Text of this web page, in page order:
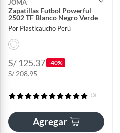
JOMA
Zapatillas Futbol Powerful
2502 TF Blanco Negro Verde
Por Plasticaucho Perú
S/ 125.37 -40%
S/ 208.95
(3)
Agregar